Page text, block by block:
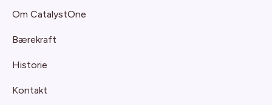
Om CatalystOne
Bærekraft
Historie
Kontakt